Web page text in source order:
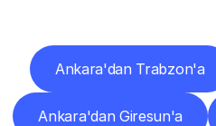
Ankara'dan Trabzon'a
Ankara'dan Giresun'a